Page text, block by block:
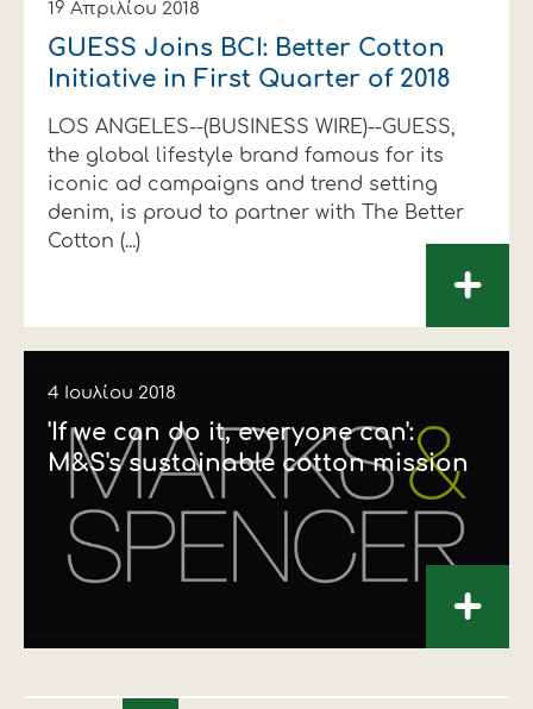
19 Απριλίου 2018
GUESS Joins BCI: Better Cotton
Initiative in First Quarter of 2018
LOS ANGELES--(BUSINESS WIRE)--GUESS,
the global lifestyle brand famous for its
iconic ad campaigns and trend setting
denim, is proud to partner with The Better
Cotton (...)
+
4 Ιουλίου 2018
'If we can do it, everyone can':
M&S's sustainable cotton mission
+